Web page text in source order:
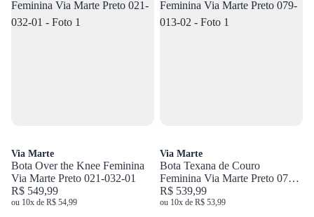
Via Marte
Bota Over the Knee Feminina
Via Marte Preto 021-032-01
R$ 549,99
ou 10x de R$ 54,99
Via Marte
Bota Texana de Couro
Feminina Via Marte Preto 079-
013-02
R$ 539,99
ou 10x de R$ 53,99